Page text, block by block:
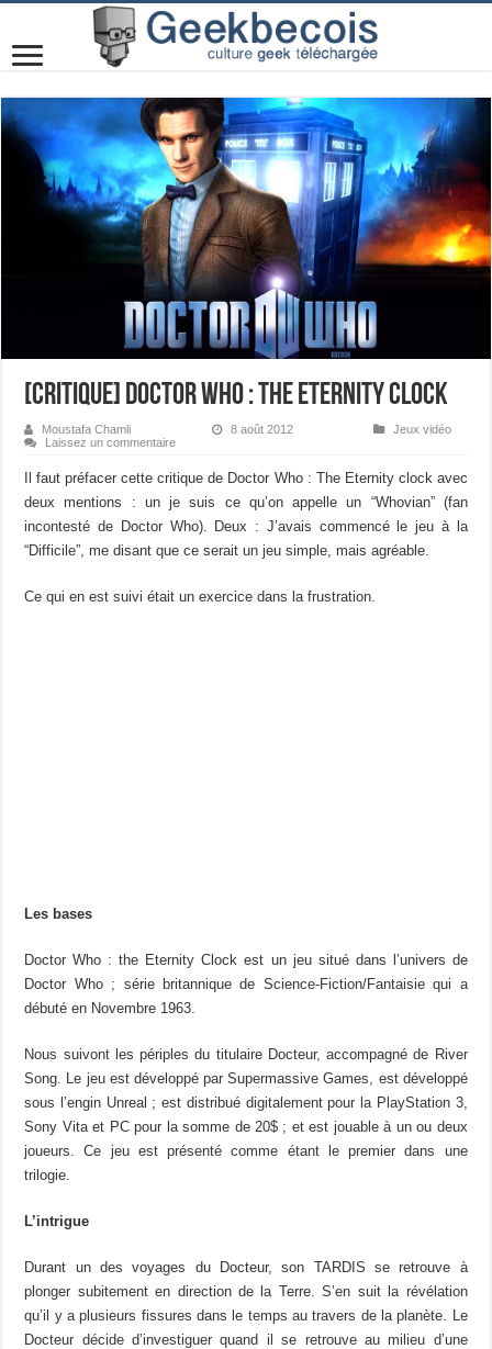
[Critique] Doctor Who : The Eternity Clock
Moustafa Chamli 8 août 2012
Jeux vidéo
Laissez un commentaire
Il faut préfacer cette critique de Doctor Who : The Eternity clock avec
deux mentions : un je suis ce qu’on appelle un “Whovian” (fan
incontesté de Doctor Who). Deux : J’avais commencé le jeu à la
“Difficile”, me disant que ce serait un jeu simple, mais agréable.
Ce qui en est suivi était un exercice dans la frustration.
Les bases
Doctor Who : the Eternity Clock est un jeu situé dans l’univers de
Doctor Who ; série britannique de Science-Fiction/Fantaisie qui a
débuté en Novembre 1963.
Nous suivont les périples du titulaire Docteur, accompagné de River
Song. Le jeu est développé par Supermassive Games, est développé
sous l’engin Unreal ; est distribué digitalement pour la PlayStation 3,
Sony Vita et PC pour la somme de 20$ ; et est jouable à un ou deux
joueurs. Ce jeu est présenté comme étant le premier dans une
trilogie.
L’intrigue
Durant un des voyages du Docteur, son TARDIS se retrouve à
plonger subitement en direction de la Terre. S’en suit la révélation
qu’il y a plusieurs fissures dans le temps au travers de la planète. Le
Docteur décide d’investiguer quand il se retrouve au milieu d’une